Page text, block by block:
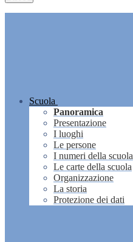
Scuola
Panoramica
Presentazione
I luoghi
Le persone
I numeri della scuola
Le carte della scuola
Organizzazione
La storia
Protezione dei dati